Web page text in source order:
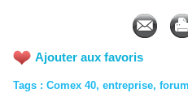
Ajouter aux favoris
Tags : Comex 40, entreprise,